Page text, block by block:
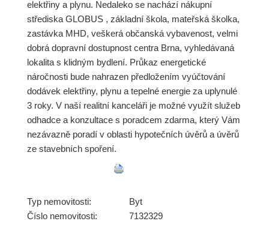
elektřiny a plynu. Nedaleko se nachází nákupní
střediska GLOBUS , základní škola, mateřská školka,
zastávka MHD, veškerá občanská vybavenost, velmi
dobrá dopravní dostupnost centra Brna, vyhledávaná
lokalita s klidným bydlení. Průkaz energetické
náročnosti bude nahrazen předložením vyúčtování
dodávek elektřiny, plynu a tepelné energie za uplynulé
3 roky. V naší realitní kanceláři je možné využít služeb
odhadce a konzultace s poradcem zdarma, který Vám
nezávazně poradí v oblasti hypotečních úvěrů a úvěrů
ze stavebních spoření.
Typ nemovitosti:
Byt
Číslo nemovitosti:
7132329